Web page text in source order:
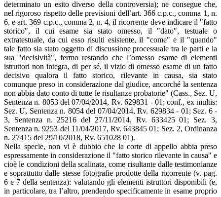
determinato un esito diverso della controversia); ne consegue che,
nel rigoroso rispetto delle previsioni dell’art. 366 c.p.c., comma 1, n.
6, e art. 369 c.p.c., comma 2, n. 4, il ricorrente deve indicare il "fatto
storico", il cui esame sia stato omesso, il "dato", testuale o
extratestuale, da cui esso risulti esistente, il "come" e il "quando"
tale fatto sia stato oggetto di discussione processuale tra le parti e la
sua "decisività", fermo restando che l’omesso esame di elementi
istruttori non integra, di per sé, il vizio di omesso esame di un fatto
decisivo qualora il fatto storico, rilevante in causa, sia stato
comunque preso in considerazione dal giudice, ancorché la sentenza
non abbia dato conto di tutte le risultanze probatorie" (Cass., Sez. U,
Sentenza n. 8053 del 07/04/2014, Rv. 629831 - 01; conf., ex multis:
Sez. U, Sentenza n. 8054 del 07/04/2014, Rv. 629834 - 01; Sez. 6 -
3, Sentenza n. 25216 del 27/11/2014, Rv. 633425 01; Sez. 3,
Sentenza n. 9253 del 11/04/2017, Rv. 643845 01; Sez. 2, Ordinanza
n. 27415 del 29/10/2018, Rv. 651028 01).
Nella specie, non vi è dubbio che la corte di appello abbia preso
espressamente in considerazione il "fatto storico rilevante in causa" e
cioè le condizioni della scalinata, come risultante dalle testimonianze
e soprattutto dalle stesse fotografie prodotte della ricorrente (v. pag.
6 e 7 della sentenza): valutando gli elementi istruttori disponibili (e,
in particolare, tra l’altro, prendendo specificamente in esame proprio